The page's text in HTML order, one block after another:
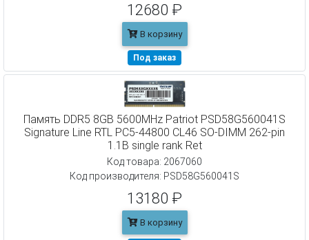
12680 ₽
В корзину
Под заказ
Память DDR5 8GB 5600MHz Patriot PSD58G560041S
Signature Line RTL PC5-44800 CL46 SO-DIMM 262-pin
1.1В single rank Ret
Код товара: 2067060
Код производителя: PSD58G560041S
13180 ₽
В корзину